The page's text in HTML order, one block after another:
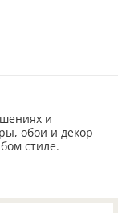
и
обои и декор
стиле.